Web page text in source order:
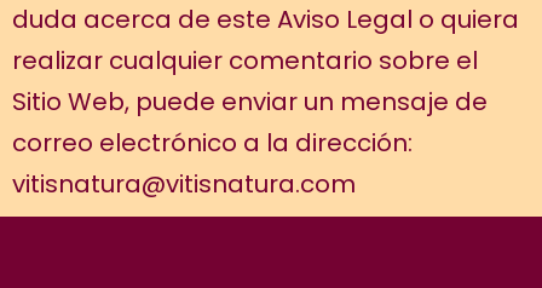
duda acerca de este Aviso Legal o quiera
realizar cualquier comentario sobre el
Sitio Web, puede enviar un mensaje de
correo electrónico a la dirección:
vitisnatura@vitisnatura.com